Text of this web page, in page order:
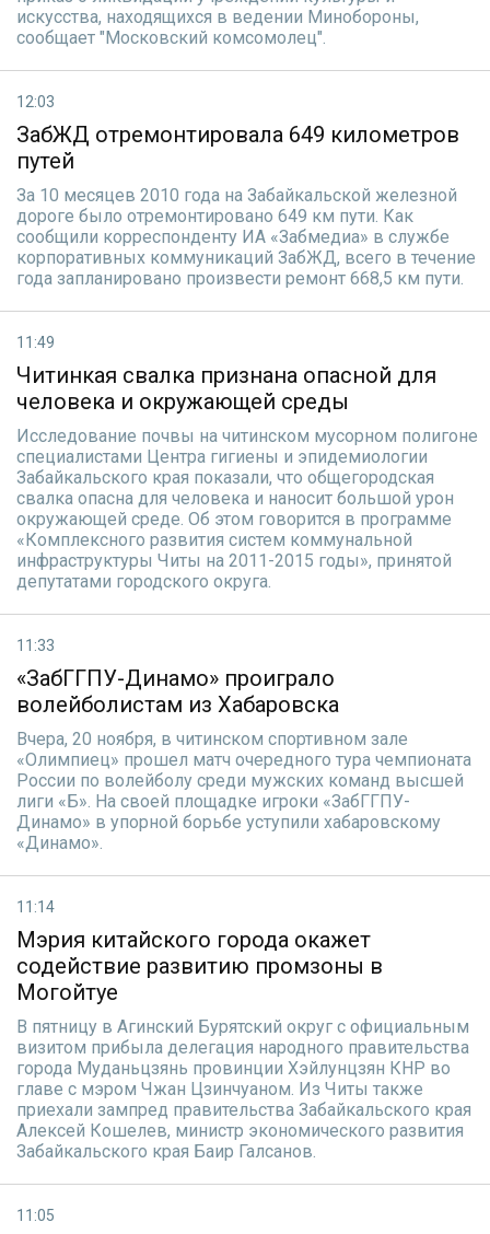
искусства, находящихся в ведении Минобороны,
сообщает "Московский комсомолец".
12:03
ЗабЖД отремонтировала 649 километров
путей
За 10 месяцев 2010 года на Забайкальской железной
дороге было отремонтировано 649 км пути. Как
сообщили корреспонденту ИА «Забмедиа» в службе
корпоративных коммуникаций ЗабЖД, всего в течение
года запланировано произвести ремонт 668,5 км пути.
11:49
Читинкая свалка признана опасной для
человека и окружающей среды
Исследование почвы на читинском мусорном полигоне
специалистами Центра гигиены и эпидемиологии
Забайкальского края показали, что общегородская
свалка опасна для человека и наносит большой урон
окружающей среде. Об этом говорится в программе
«Комплексного развития систем коммунальной
инфраструктуры Читы на 2011-2015 годы», принятой
депутатами городского округа.
11:33
«ЗабГГПУ-Динамо» проиграло
волейболистам из Хабаровска
Вчера, 20 ноября, в читинском спортивном зале
«Олимпиец» прошел матч очередного тура чемпионата
России по волейболу среди мужских команд высшей
лиги «Б». На своей площадке игроки «ЗабГГПУ-
Динамо» в упорной борьбе уступили хабаровскому
«Динамо».
11:14
Мэрия китайского города окажет
содействие развитию промзоны в
Могойтуе
В пятницу в Агинский Бурятский округ с официальным
визитом прибыла делегация народного правительства
города Муданьцзянь провинции Хэйлунцзян КНР во
главе с мэром Чжан Цзинчуаном. Из Читы также
приехали зампред правительства Забайкальского края
Алексей Кошелев, министр экономического развития
Забайкальского края Баир Галсанов.
11:05